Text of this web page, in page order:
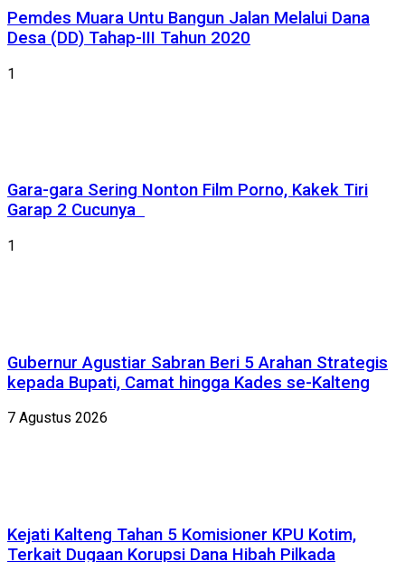
Pemdes Muara Untu Bangun Jalan Melalui Dana
Desa (DD) Tahap-III Tahun 2020
1
Gara-gara Sering Nonton Film Porno, Kakek Tiri
Garap 2 Cucunya
1
Gubernur Agustiar Sabran Beri 5 Arahan Strategis
kepada Bupati, Camat hingga Kades se-Kalteng
7 Agustus 2026
Kejati Kalteng Tahan 5 Komisioner KPU Kotim,
Terkait Dugaan Korupsi Dana Hibah Pilkada